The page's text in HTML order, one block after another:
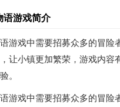
语游戏简介
游戏中需要招募众多的冒险
让小镇更加繁荣，游戏内容
。
游戏中需要招募众多的冒险